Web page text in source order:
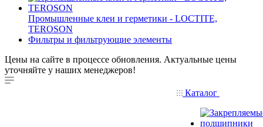
Промышленные клеи и герметики - LOCTITE,
TEROSON
Фильтры и фильтрующие элементы
Цены на сайте в процессе обновления. Актуальные цены
уточняйте у наших менеджеров!
Каталог